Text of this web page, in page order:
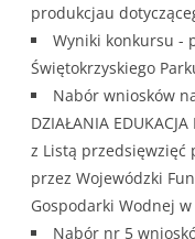
produkcjau
Wyniki konkursu -
Świętokrzyskiego
Nabór wniosków
DZIAŁANIA
z Listą
przez Wojewódzki
Gospodarki Wodnej
Nabór nr 5